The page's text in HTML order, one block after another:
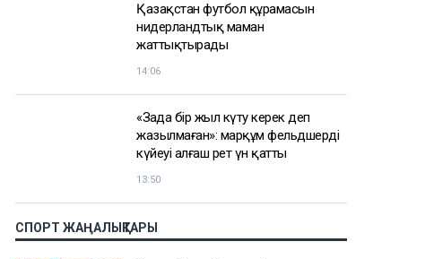
Қазақстан футбол құрамасын
нидерландтық маман
жаттықтырады
14:06
«Заңда бір жыл күту керек деп
жазылмаған»: марқұм фельдшердің
күйеуі алғаш рет үн қатты
13:50
СПОРТ ЖАҢАЛЫҚТАРЫ